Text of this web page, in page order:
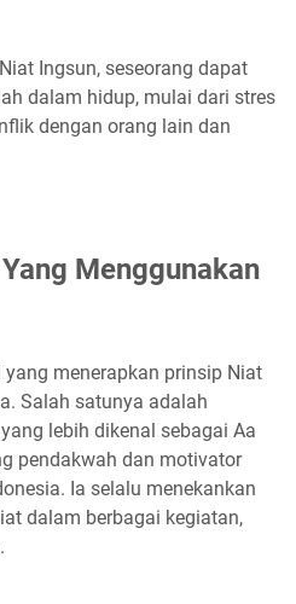
Ingsun, seseorang dapat
dalam hidup, mulai dari stres
dengan orang lain dan
Menggunakan
menerapkan prinsip Niat
Salah satunya adalah
lebih dikenal sebagai Aa
pendakwah dan motivator
Ia selalu menekankan
dalam berbagai kegiatan,